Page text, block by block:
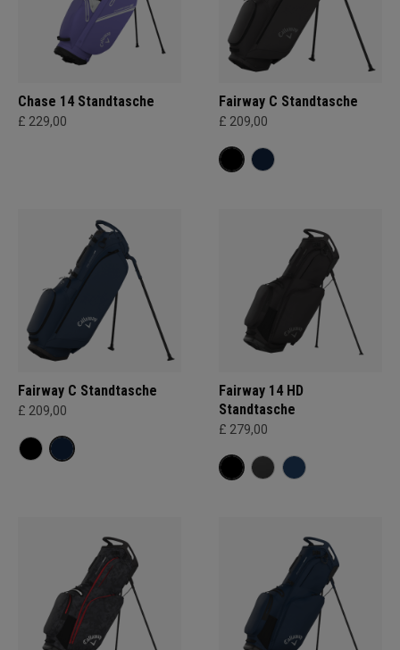
Chase 14 Standtasche
£ 229,00
Fairway C Standtasche
£ 209,00
Fairway C Standtasche
£ 209,00
Fairway 14 HD
Standtasche
£ 279,00